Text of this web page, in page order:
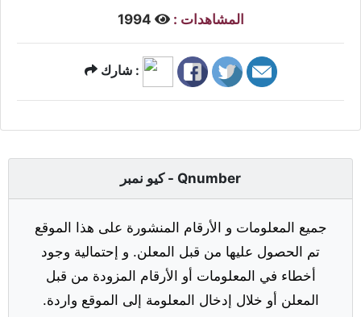
المشاهدات :
شارك :
كيو نمبر - Qnumber
جميع المعلومات و الأرقام المنشورة على هذا الموقع
تم الحصول عليها من قبل المعلن. و إحتمالية وجود
أخطاء في المعلومات أو الأرقام المزودة من قبل
المعلن أو خلال إدخال المعلومة إلى الموقع واردة.